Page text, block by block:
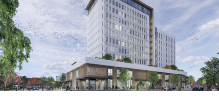
ЕЦБ посочува дека повеќето институции ги
применуваат Меѓународните стандарди за
финансиско известување и техничките стандарди на
Европската банкарска управа, иако дел од малите и
средните институции користат национални
сметководствени стандарди.